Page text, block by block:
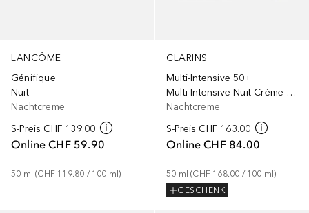
LANCÔME
Génifique
Nuit
Nachtcreme
S-Preis CHF 139.00
Online CHF 59.90
50 ml (CHF 119.80 / 100 ml)
CLARINS
Multi-Intensive 50+
Multi-Intensive Nuit Crème Toutes peaux
Nachtcreme
S-Preis CHF 163.00
Online CHF 84.00
50 ml (CHF 168.00 / 100 ml)
GESCHENK